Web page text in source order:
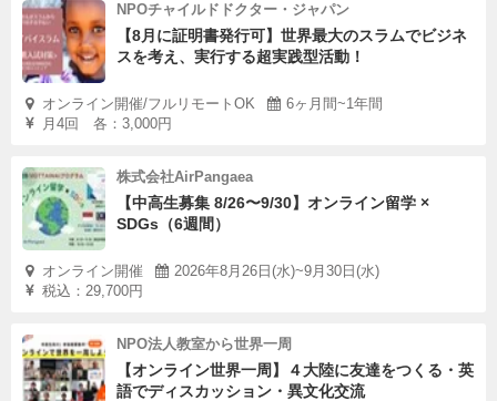
■内容
＜サポーターの役割や心がまえについて学ぶ＞
＜リスクマネジメント 安全管理講習＞ の2つを予定してい
■参加費 無料（会場までの交通費はご負担ください）
■会場について 関西で設定します。（大阪or京都を予
定 3月上旬までに決定・ご案内します）
■事前研修 所定の日時での参加が難しい場合■
などに応じます。
NPOチャイルドドクター・ジャパン
【8月に証明書発行可】世界最大のスラムでビジネ
スを考え、実行する超実践型活動！
オンライン開催/フルリモートOK
6ヶ月間~1年間
月4回 各：3,000円
株式会社AirPangaea
【中高生募集 8/26〜9/30】オンライン留学 ×
SDGs（6週間）
オンライン開催
2026年8月26日(水)~9月30日(水)
税込：29,700円
NPO法人教室から世界一周
【オンライン世界一周】４大陸に友達をつくる・英
語でディスカッション・異文化交流